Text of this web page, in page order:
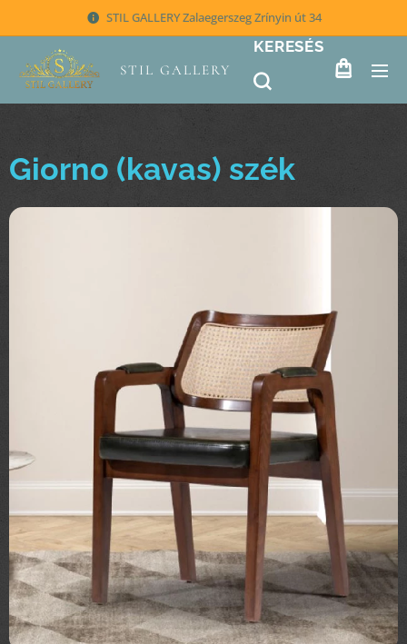
STIL GALLERY Zalaegerszeg Zrínyin út 34
STIL GALLERY
KERESÉS
Giorno (kavas) szék